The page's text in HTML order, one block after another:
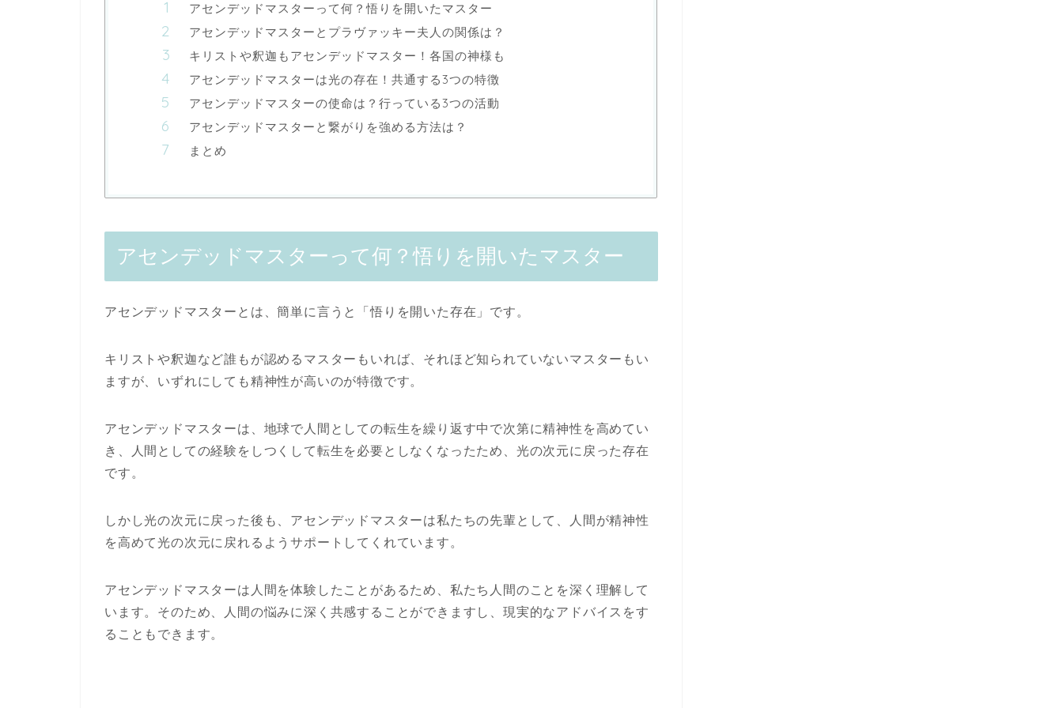
アセンデッドマスターって何？悟りを開いたマスター
アセンデッドマスターとプラヴァッキー夫人の関係は？
キリストや釈迦もアセンデッドマスター！各国の神様も
アセンデッドマスターは光の存在！共通する3つの特徴
アセンデッドマスターの使命は？行っている3つの活動
アセンデッドマスターと繋がりを強める方法は？
まとめ
アセンデッドマスターって何？悟りを開いたマスター
アセンデッドマスターとは、簡単に言うと「悟りを開いた存在」です。
キリストや釈迦など誰もが認めるマスターもいれば、それほど知られていないマスターもい
ますが、いずれにしても精神性が高いのが特徴です。
アセンデッドマスターは、地球で人間としての転生を繰り返す中で次第に精神性を高めてい
き、人間としての経験をしつくして転生を必要としなくなったため、光の次元に戻った存在
です。
しかし光の次元に戻った後も、アセンデッドマスターは私たちの先輩として、人間が精神性
を高めて光の次元に戻れるようサポートしてくれています。
アセンデッドマスターは人間を体験したことがあるため、私たち人間のことを深く理解して
います。そのため、人間の悩みに深く共感することができますし、現実的なアドバイスをす
ることもできます。